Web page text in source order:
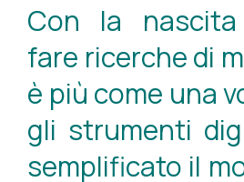
Con la nascita
fare ricerche di
è più come una
gli strumenti
semplificato il